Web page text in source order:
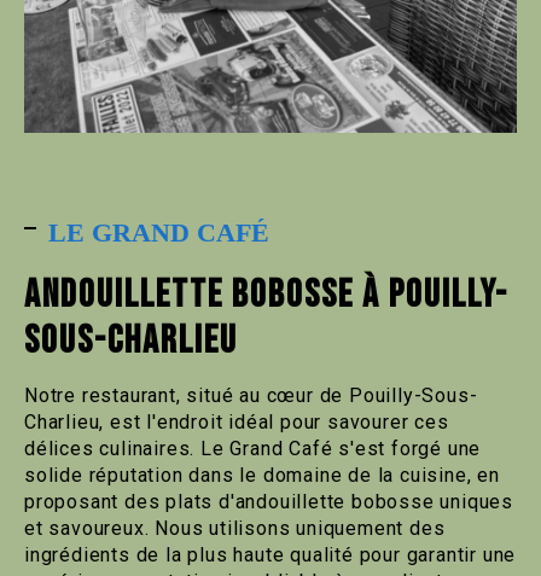
LE GRAND CAFÉ
ANDOUILLETTE BOBOSSE À POUILLY-
SOUS-CHARLIEU
Notre restaurant, situé au cœur de Pouilly-Sous-
Charlieu, est l'endroit idéal pour savourer ces
délices culinaires. Le Grand Café s'est forgé une
solide réputation dans le domaine de la cuisine, en
proposant des plats d'andouillette bobosse uniques
et savoureux. Nous utilisons uniquement des
ingrédients de la plus haute qualité pour garantir une